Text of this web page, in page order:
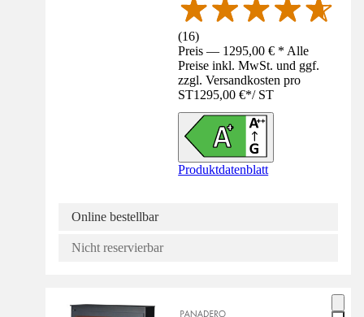
(16)
Preis — 1295,00 € * Alle
Preise inkl. MwSt. und ggf.
zzgl. Versandkosten pro
ST1295,00 €*/ ST
Produktdatenblatt
Online bestellbar
Nicht reservierbar